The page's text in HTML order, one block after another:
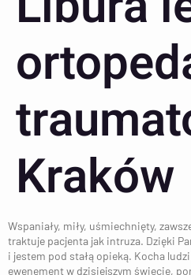
Kraków
Wspaniały, miły, uśmiechnięty,
traktuje pacjenta jak intruza. Dzięki
i jestem pod stałą opieką. Kocha
ewenement w dzisiejszym świecie,